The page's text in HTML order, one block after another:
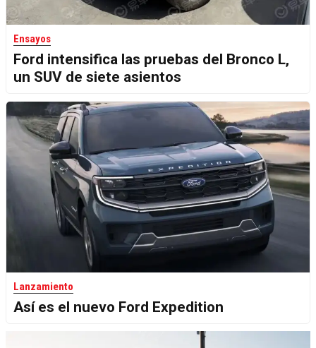
Ensayos
Ford intensifica las pruebas del Bronco L,
un SUV de siete asientos
Lanzamiento
Así es el nuevo Ford Expedition